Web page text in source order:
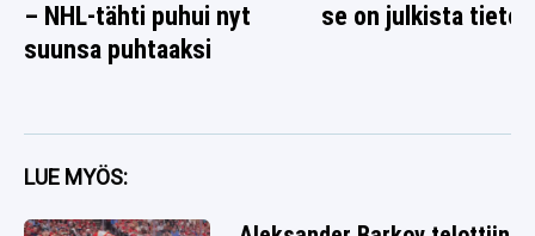
– NHL-tähti puhui nyt
suunsa puhtaaksi
se on julkista tietoa
LUE MYÖS: